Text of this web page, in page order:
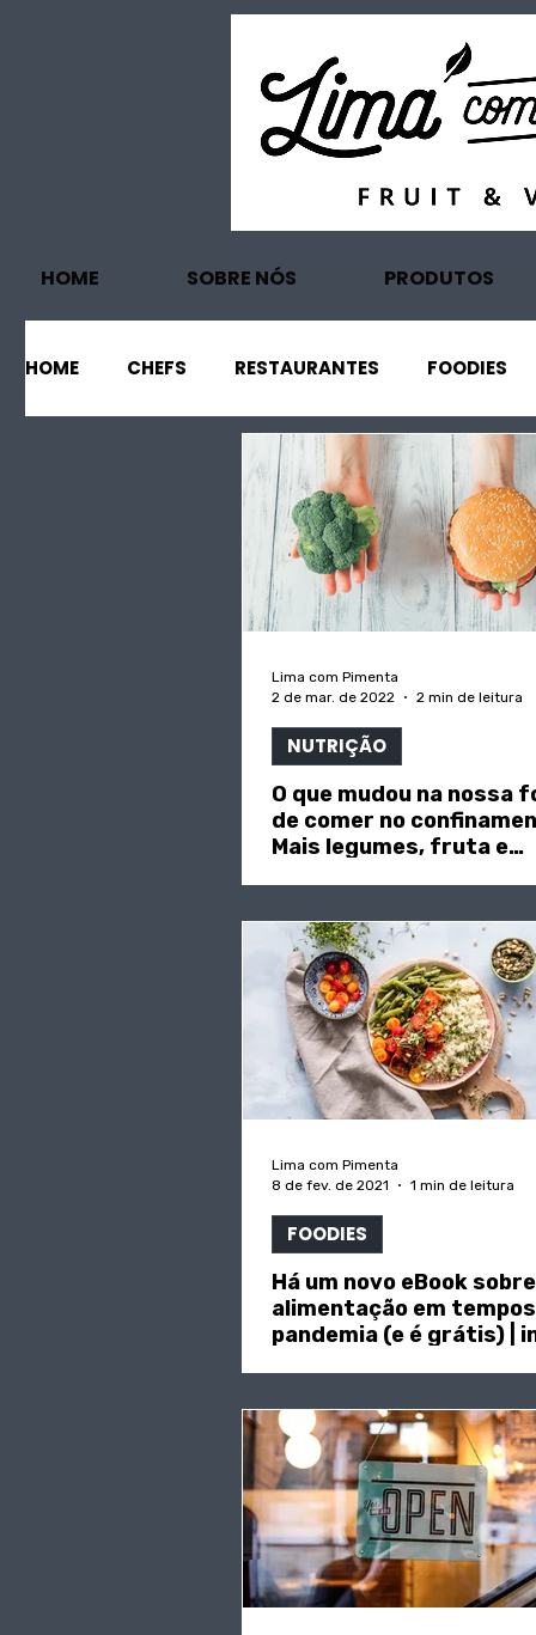
HOME SOBRE NÓS PRODUTOS
HOME CHEFS RESTAURANTES FOODIES
PROJECTOS TURISMO
Lima com Pimenta
2 de mar. de 2022
2 min de leitura
NUTRIÇÃO
O que mudou na nossa
de comer no
Mais legumes, fruta e
Lima com Pimenta
8 de fev. de 2021
1 min de leitura
FOODIES
Há um novo eBook sobre
alimentação em
pandemia (e é grátis) |